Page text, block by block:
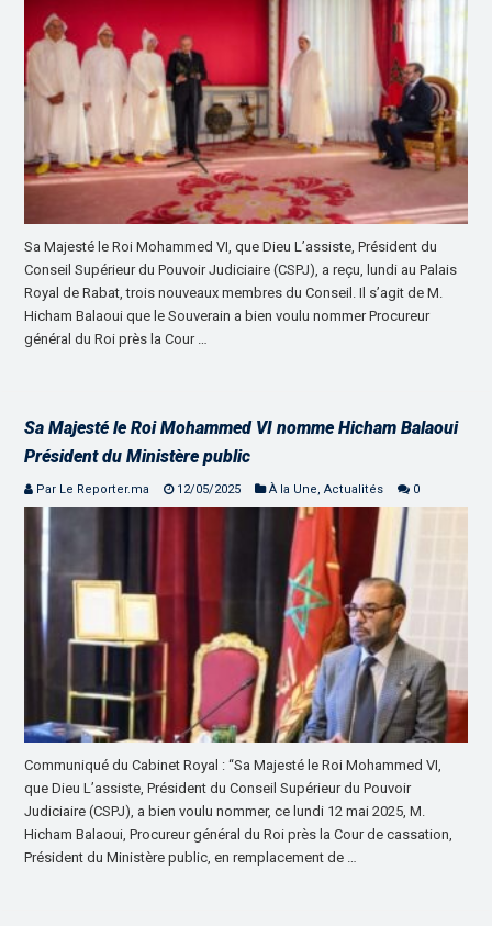
Sa Majesté le Roi Mohammed VI, que Dieu L’assiste, Président du
Conseil Supérieur du Pouvoir Judiciaire (CSPJ), a reçu, lundi au Palais
Royal de Rabat, trois nouveaux membres du Conseil. Il s’agit de M.
Hicham Balaoui que le Souverain a bien voulu nommer Procureur
général du Roi près la Cour …
Sa Majesté le Roi Mohammed VI nomme Hicham Balaoui
Président du Ministère public
Par Le Reporter.ma 12/05/2025 À la Une ,Actualités 0
Communiqué du Cabinet Royal : “Sa Majesté le Roi Mohammed VI,
que Dieu L’assiste, Président du Conseil Supérieur du Pouvoir
Judiciaire (CSPJ), a bien voulu nommer, ce lundi 12 mai 2025, M.
Hicham Balaoui, Procureur général du Roi près la Cour de cassation,
Président du Ministère public, en remplacement de …